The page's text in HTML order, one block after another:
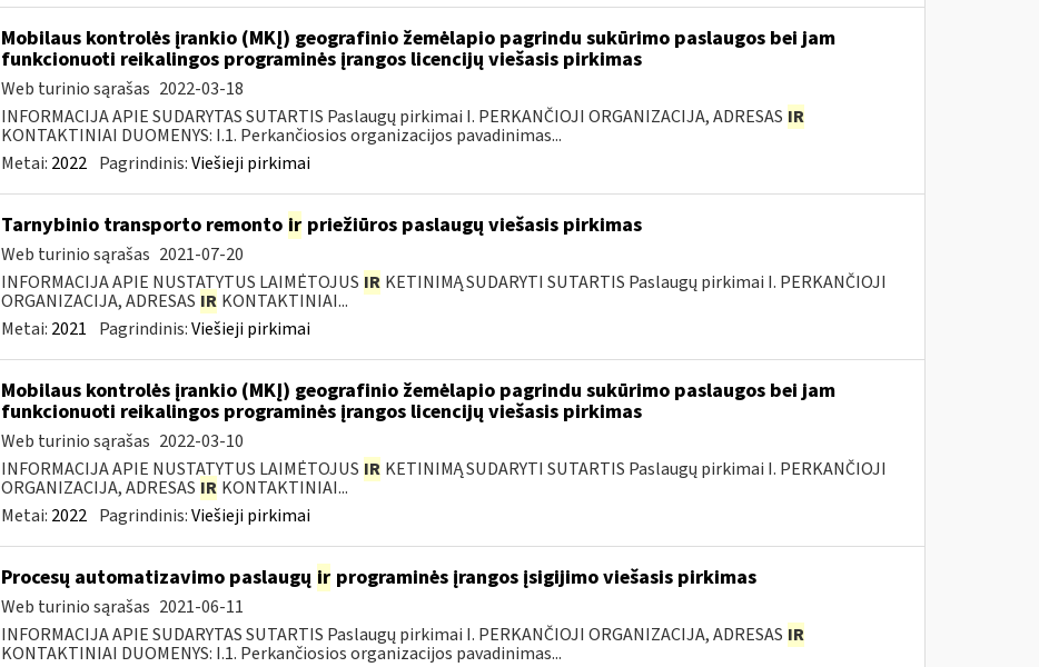
Mobilaus kontrolės įrankio (MKĮ) geografinio žemėlapio pagrindu sukūrimo paslaugos bei jam
funkcionuoti reikalingos programinės įrangos licencijų viešasis pirkimas
Web turinio sąrašas 2022-03-18
INFORMACIJA APIE SUDARYTAS SUTARTIS Paslaugų pirkimai I. PERKANČIOJI ORGANIZACIJA, ADRESAS IR
KONTAKTINIAI DUOMENYS: I.1. Perkančiosios organizacijos pavadinimas...
Metai: 2022 Pagrindinis:Viešieji pirkimai
Tarnybinio transporto remonto irpriežiūros paslaugų viešasis pirkimas
Web turinio sąrašas 2021-07-20
INFORMACIJA APIE NUSTATYTUS LAIMĖTOJUS IR KETINIMĄ SUDARYTI SUTARTIS Paslaugų pirkimai I. PERKANČIOJI
ORGANIZACIJA, ADRESAS IR KONTAKTINIAI...
Metai: 2021 Pagrindinis:Viešieji pirkimai
Mobilaus kontrolės įrankio (MKĮ) geografinio žemėlapio pagrindu sukūrimo paslaugos bei jam
funkcionuoti reikalingos programinės įrangos licencijų viešasis pirkimas
Web turinio sąrašas 2022-03-10
INFORMACIJA APIE NUSTATYTUS LAIMĖTOJUS IR KETINIMĄ SUDARYTI SUTARTIS Paslaugų pirkimai I. PERKANČIOJI
ORGANIZACIJA, ADRESAS IR KONTAKTINIAI...
Metai: 2022 Pagrindinis:Viešieji pirkimai
Procesų automatizavimo paslaugų irprograminės įrangos įsigijimo viešasis pirkimas
Web turinio sąrašas 2021-06-11
INFORMACIJA APIE SUDARYTAS SUTARTIS Paslaugų pirkimai I. PERKANČIOJI ORGANIZACIJA, ADRESAS IR
KONTAKTINIAI DUOMENYS: I.1. Perkančiosios organizacijos pavadinimas...